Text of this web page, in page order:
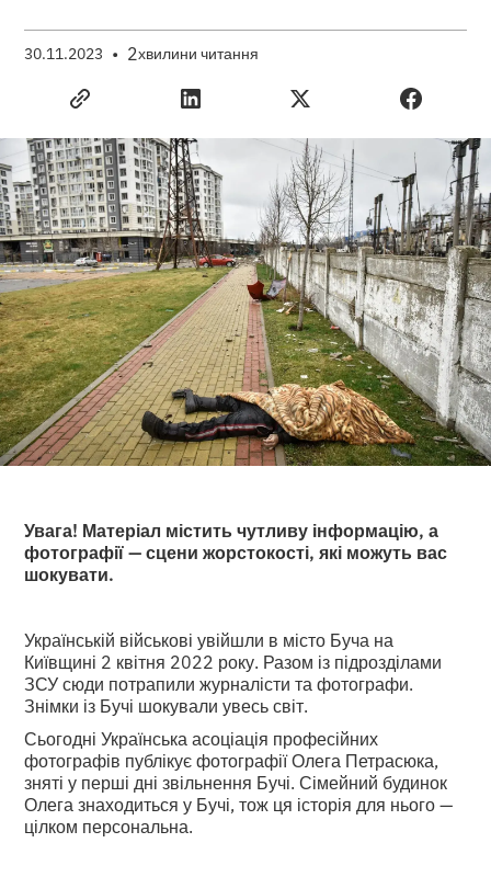
30.11.2023 • 2хвилини читання
Увага! Матеріал містить чутливу інформацію, а
фотографії — сцени жорстокості, які можуть вас
шокувати.
Українській військові увійшли в місто Буча на
Київщині 2 квітня 2022 року. Разом із підрозділами
ЗСУ сюди потрапили журналісти та фотографи.
Знімки із Бучі шокували увесь світ.
Сьогодні Українська асоціація професійних
фотографів публікує фотографії Олега Петрасюка,
зняті у перші дні звільнення Бучі. Сімейний будинок
Олега знаходиться у Бучі, тож ця історія для нього —
цілком персональна.